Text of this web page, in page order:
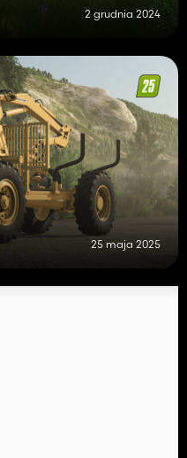
2 grudnia 2024
25 maja 2025